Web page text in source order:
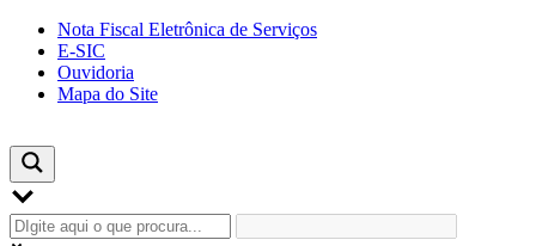
Skip
content
Nota Fiscal Eletrônica de Serviços
E-SIC
Ouvidoria
Mapa do Site